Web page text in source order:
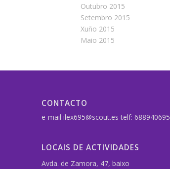
Outubro 2015
Setembro 2015
Xuño 2015
Maio 2015
CONTACTO
e-mail ilex695@scout.es telf: 688940695
LOCAIS DE ACTIVIDADES
Avda. de Zamora, 47, baixo